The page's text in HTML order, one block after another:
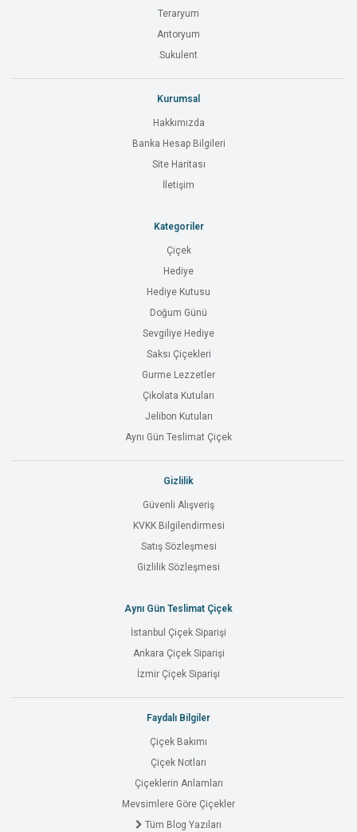
Teraryum
Antoryum
Sukulent
Kurumsal
Hakkımızda
Banka Hesap Bilgileri
Site Haritası
İletişim
Kategoriler
Çiçek
Hediye
Hediye Kutusu
Doğum Günü
Sevgiliye Hediye
Saksı Çiçekleri
Gurme Lezzetler
Çikolata Kutuları
Jelibon Kutuları
Aynı Gün Teslimat Çiçek
Gizlilik
Güvenli Alışveriş
KVKK Bilgilendirmesi
Satış Sözleşmesi
Gizlilik Sözleşmesi
Aynı Gün Teslimat Çiçek
İstanbul Çiçek Siparişi
Ankara Çiçek Siparişi
İzmir Çiçek Siparişi
Faydalı Bilgiler
Çiçek Bakımı
Çiçek Notları
Çiçeklerin Anlamları
Mevsimlere Göre Çiçekler
Tüm Blog Yazıları